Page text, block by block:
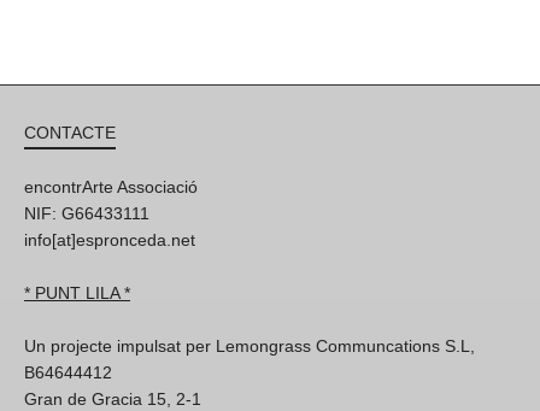
CONTACTE
encontrArte Associació
NIF: G66433111
info[at]espronceda.net
* PUNT LILA *
Un projecte impulsat per Lemongrass Communcations S.L,
B64644412
Gran de Gracia 15, 2-1